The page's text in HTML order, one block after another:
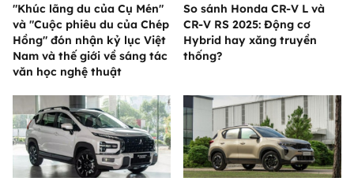
"Khúc lãng du của Cụ Mén"
và "Cuộc phiêu du của Chép
Hồng" đón nhận kỷ lục Việt
Nam và thế giới về sáng tác
văn học nghệ thuật
So sánh Honda CR-V L và
CR-V RS 2025: Động cơ
Hybrid hay xăng truyền
thống?